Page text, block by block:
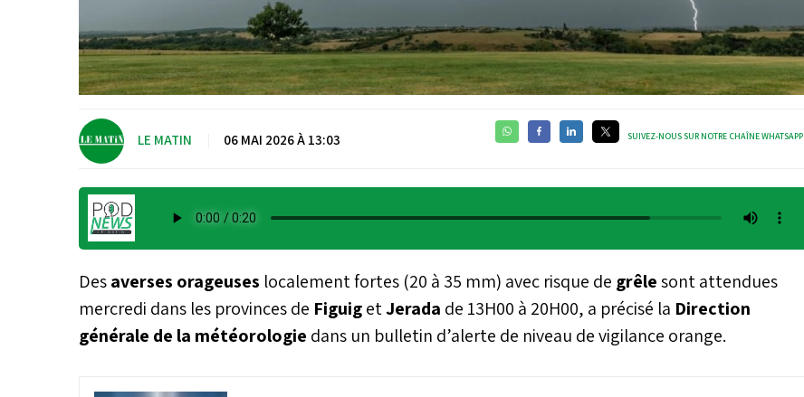
LE MATIN 06 MAI 2026 À 13:03 SUIVEZ-NOUS SUR NOTRE CHAÎNE WHATSAPP
Desaverses orageuses localement fortes (20 à 35 mm) avec risque de grêlesont attendues
mercredi dans les provinces de FiguigetJerada de 13H00 à 20H00, a précisé la Direction
générale de la météorologie dans un bulletin d’alerte de niveau de vigilance orange.